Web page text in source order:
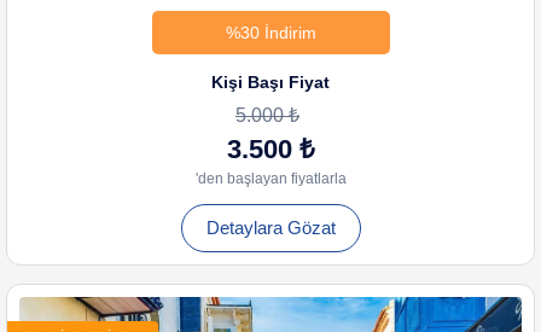
%30 İndirim
Kişi Başı Fiyat
5.000 ₺
3.500 ₺
'den başlayan fiyatlarla
Detaylara Gözat